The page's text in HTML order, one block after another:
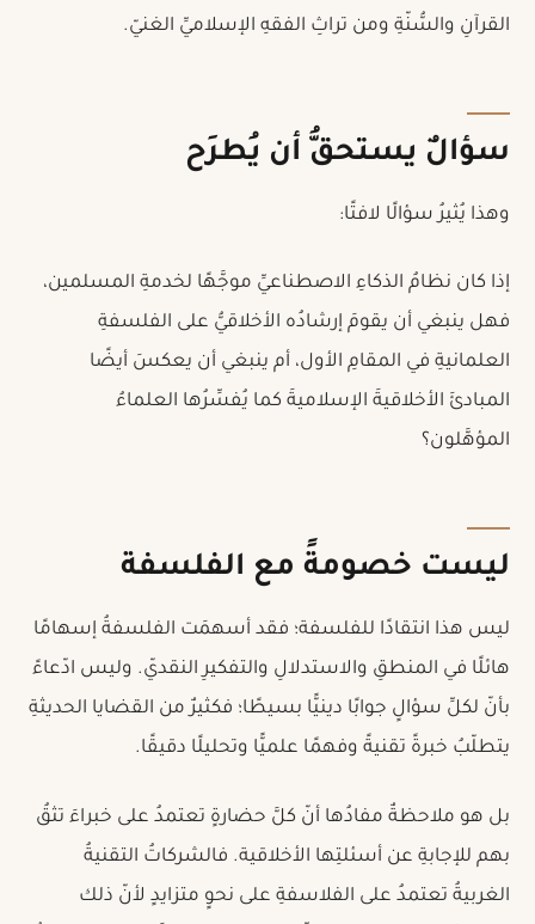
القرآنِ والسُّنّةِ ومن تراثِ الفقهِ الإسلاميِّ الغنيّ.
سؤالٌ يستحقُّ أن يُطرَح
وهذا يُثيرُ سؤالًا لافتًا:
إذا كان نظامُ الذكاءِ الاصطناعيِّ موجَّهًا لخدمةِ المسلمين،
فهل ينبغي أن يقومَ إرشادُه الأخلاقيُّ على الفلسفةِ
العلمانيةِ في المقامِ الأول، أم ينبغي أن يعكسَ أيضًا
المبادئَ الأخلاقيةَ الإسلاميةَ كما يُفسِّرُها العلماءُ
المؤهَّلون؟
ليست خصومةً مع الفلسفة
ليس هذا انتقادًا للفلسفة؛ فقد أسهمَت الفلسفةُ إسهامًا
هائلًا في المنطقِ والاستدلالِ والتفكيرِ النقديّ. وليس ادّعاءً
بأنّ لكلِّ سؤالٍ جوابًا دينيًّا بسيطًا؛ فكثيرٌ من القضايا الحديثةِ
يتطلّبُ خبرةً تقنيةً وفهمًا علميًّا وتحليلًا دقيقًا.
بل هو ملاحظةٌ مفادُها أنّ كلَّ حضارةٍ تعتمدُ على خبراءَ تثقُ
بهم للإجابةِ عن أسئلتِها الأخلاقية. فالشركاتُ التقنيةُ
الغربيةُ تعتمدُ على الفلاسفةِ على نحوٍ متزايدٍ لأنّ ذلك